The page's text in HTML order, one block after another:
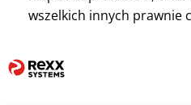
wszelkich innych prawnie